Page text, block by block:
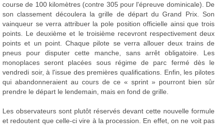
course de 100 kilomètres (contre 305 pour l'épreuve dominicale). De
son classement découlera la grille de départ du Grand Prix. Son
vainqueur se verra attribuer la pole position officielle ainsi que trois
points. Le deuxième et le troisième recevront respectivement deux
points et un point. Chaque pilote se verra allouer deux trains de
pneus pour disputer cette manche, sans arrêt obligatoire. Les
monoplaces seront placées sous régime de parc fermé dès le
vendredi soir, à l'issue des premières qualifications. Enfin, les pilotes
qui abandonneraient au cours de ce « sprint » pourront bien sûr
prendre le départ le lendemain, mais en fond de grille.
Les observateurs sont plutôt réservés devant cette nouvelle formule
et redoutent que celle-ci vire à la procession. En effet, on ne voit pas